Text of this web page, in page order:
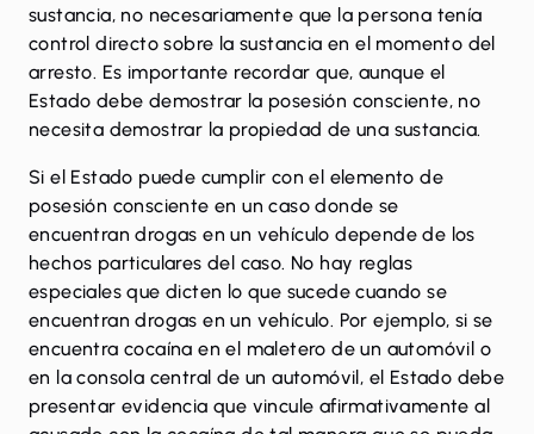
sustancia, no necesariamente que la persona tenía
control directo sobre la sustancia en el momento del
arresto. Es importante recordar que, aunque el
Estado debe demostrar la posesión consciente, no
necesita demostrar la propiedad de una sustancia.
Si el Estado puede cumplir con el elemento de
posesión consciente en un caso donde se
encuentran drogas en un vehículo depende de los
hechos particulares del caso. No hay reglas
especiales que dicten lo que sucede cuando se
encuentran drogas en un vehículo. Por ejemplo, si se
encuentra cocaína en el maletero de un automóvil o
en la consola central de un automóvil, el Estado debe
presentar evidencia que vincule afirmativamente al